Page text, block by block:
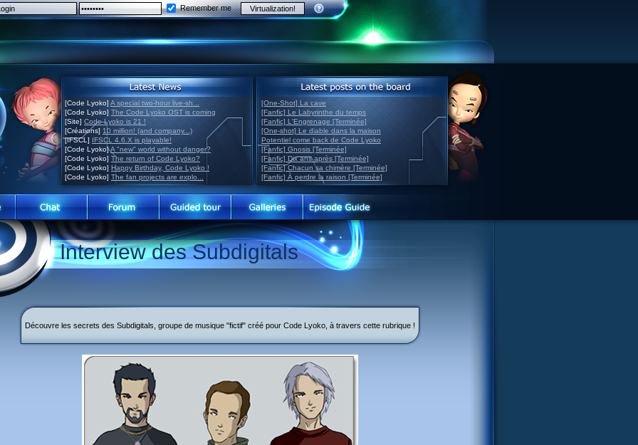
Remember me
[Code Lyoko] A special two-hour live-sh...
[Code Lyoko] The Code Lyoko OST is coming
[Site] Code Lyoko is 21 !
[Créations] 10 million! (and company...)
[IFSCL] IFSCL 4.6.X is playable!
[Code Lyoko]A "new" world without danger?
[Code Lyoko] The return of Code Lyoko?
[Code Lyoko] Happy Birthday, Code Lyoko !
[Code Lyoko] The fan projects are explo...
[One-Shot] La cave
[Fanfic] Le Labyrinthe du temps
[Fanfic] L'Engrenage [Terminée]
[One-shot] Le diable dans la maison
Potentiel come back de Code Lyoko
[Fanfic] Gnosis [Terminée]
[Fanfic] Dix ans après [Terminée]
[Fanfic] Chacun sa chimère [Terminée]
[Fanfic] À perdre la raison [Terminée]
Interview des Subdigitals
Découvre les secrets des Subdigitals, groupe de musique "fictif" créé pour Code Lyoko, à travers cette rubrique !